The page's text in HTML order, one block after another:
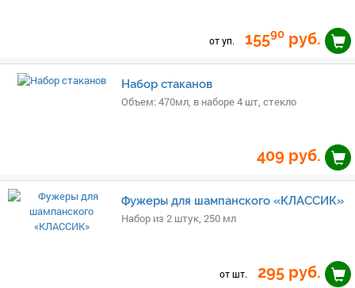
от уп. 15590 руб.
Набор стаканов
Объем: 470мл, в наборе 4 шт, стекло
409 руб.
Фужеры для шампанского «КЛАССИК»
Набор из 2 штук, 250 мл
от шт. 295 руб.